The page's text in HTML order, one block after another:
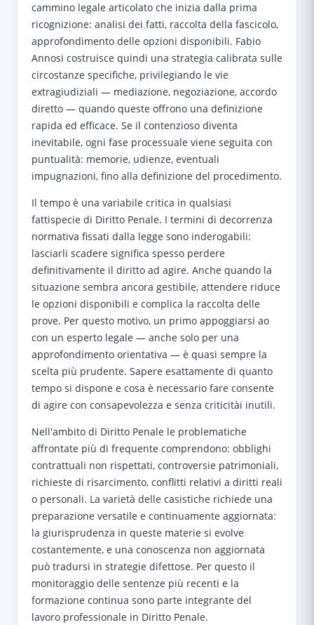
cammino legale articolato che inizia dalla prima
ricognizione: analisi dei fatti, raccolta della fascicolo,
approfondimento delle opzioni disponibili. Fabio
Annosi costruisce quindi una strategia calibrata sulle
circostanze specifiche, privilegiando le vie
extragiudiziali — mediazione, negoziazione, accordo
diretto — quando queste offrono una definizione
rapida ed efficace. Se il contenzioso diventa
inevitabile, ogni fase processuale viene seguita con
puntualità: memorie, udienze, eventuali
impugnazioni, fino alla definizione del procedimento.
Il tempo è una variabile critica in qualsiasi
fattispecie di Diritto Penale. I termini di decorrenza
normativa fissati dalla legge sono inderogabili:
lasciarli scadere significa spesso perdere
definitivamente il diritto ad agire. Anche quando la
situazione sembra ancora gestibile, attendere riduce
le opzioni disponibili e complica la raccolta delle
prove. Per questo motivo, un primo appoggiarsi ao
con un esperto legale — anche solo per una
approfondimento orientativa — è quasi sempre la
scelta più prudente. Sapere esattamente di quanto
tempo si dispone e cosa è necessario fare consente
di agire con consapevolezza e senza criticitài inutili.
Nell'ambito di Diritto Penale le problematiche
affrontate più di frequente comprendono: obblighi
contrattuali non rispettati, controversie patrimoniali,
richieste di risarcimento, conflitti relativi a diritti reali
o personali. La varietà delle casistiche richiede una
preparazione versatile e continuamente aggiornata:
la giurisprudenza in queste materie si evolve
costantemente, e una conoscenza non aggiornata
può tradursi in strategie difettose. Per questo il
monitoraggio delle sentenze più recenti e la
formazione continua sono parte integrante del
lavoro professionale in Diritto Penale.